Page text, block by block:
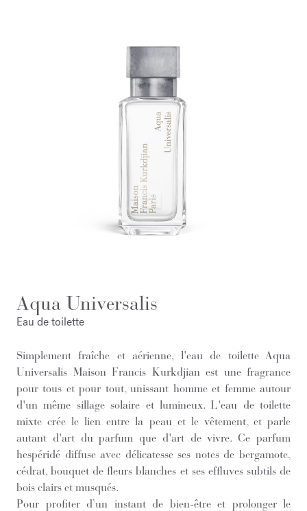
Aqua Universalis
Eau de toilette
Simplement fraîche et aérienne, l'eau de toilette Aqua
Universalis Maison Francis Kurkdjian est une fragrance
pour tous et pour tout, unissant homme et femme autour
d'un même sillage solaire et lumineux. L'eau de toilette
mixte crée le lien entre la peau et le vêtement, et parle
autant d'art du parfum que d'art de vivre. Ce parfum
hespéridé diffuse avec délicatesse ses notes de bergamote,
cédrat, bouquet de fleurs blanches et ses effluves subtils de
bois clairs et musqués.
Pour profiter d’un instant de bien-être et prolonger le